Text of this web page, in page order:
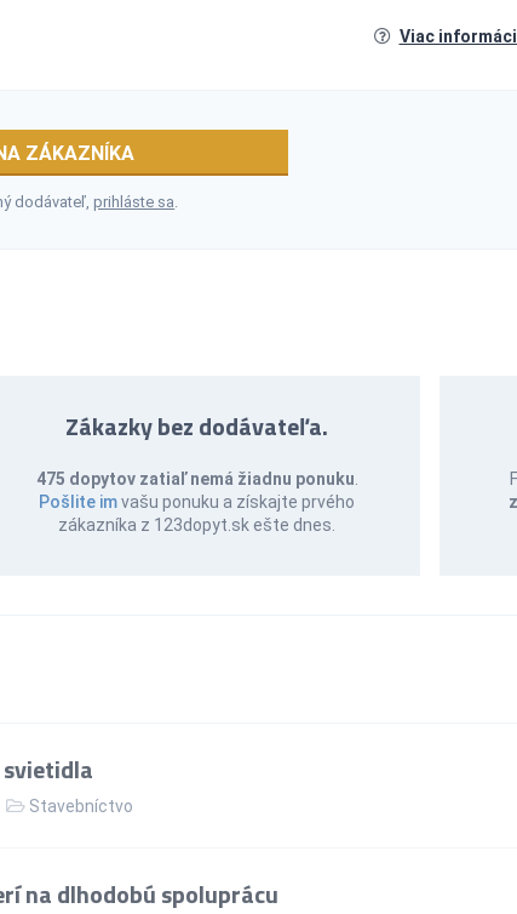
Viac
ZÁKAZNÍKA
dodávateľ,prihláste sa
Zákazky bez dodávateľa.
475 dopytov zatiaľ nemá žiadnu ponuku
Pošlite imvašu ponuku a získajte prvého
zákazníka z 123dopyt.sk ešte dnes.
Stavebníctvo
na dlhodobú spoluprácu